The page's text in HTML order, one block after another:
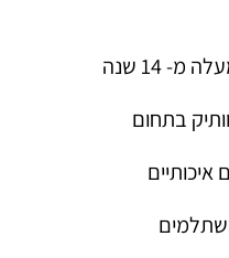
14 שנה
בתחום
איכותיים